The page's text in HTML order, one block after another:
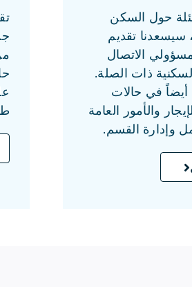
حول السكن
سيسعدنا تقديم
الاتصال
ذات الصلة.
أيضاً في حالات
والأمور العامة
وإدارة القسم.